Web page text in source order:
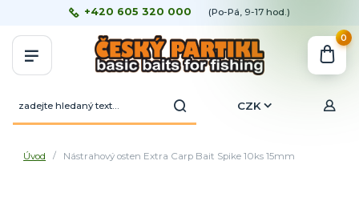
CZK
+420 605 320 000 (Po-Pá, 9-17 hod.)
0
Úvod Nástrahový osten Extra Carp Bait Spike 10ks 15mm